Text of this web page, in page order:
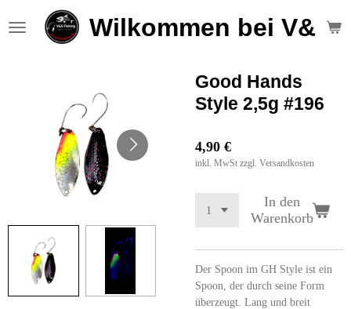
Hauptinhalt
Wilkommen bei V&S
Good Hands
Style 2,5g #196
4,90 €
inkl. MwSt zzgl. Versandkosten
In den
Warenkorb
Der Spoon im GH Style ist ein
Spoon, der durch seine Form
überzeugt. Lang und breit